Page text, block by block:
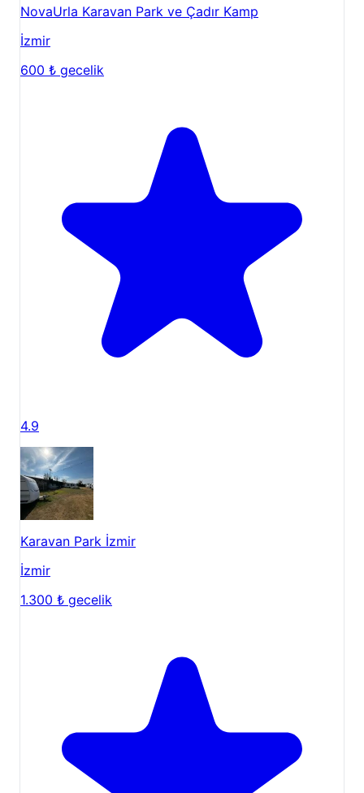
NovaUrla Karavan Park ve Çadır Kamp
İzmir
600 ₺ gecelik
4.9
Karavan Park İzmir
İzmir
1.300 ₺ gecelik